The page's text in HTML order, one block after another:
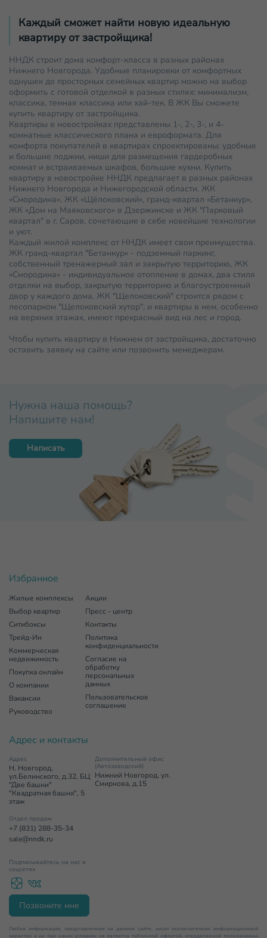
Каждый сможет найти новую идеальную
квартиру от застройщика!
ННДК строит дома комфорт-класса в разных районах
Нижнего Новгорода. Удобные планировки от комфортных
однушек до просторных семейных квартир можно на выбор
оформить с готовой отделкой в разных стилях: минимализм,
классика, темная классика или хай-тек. В ЖК Вы сможете
купить квартиру от застройщика.
Квартиры в новостройках представлены 1-, 2-, 3-, и 4-
комнатные классического плана и евроформата. Для
комфорта покупателей в квартирах спроектированы: удобные
и большие лоджии, ниши для размещения гардеробных
комнат и встраиваемых шкафов, большие кухни. Купить
квартиру в новостройке ННДК предлагает в разных районах
Нижнего Новгорода и Нижегородской области. ЖК
«Смородина», ЖК «Щёлоковский», гранд-квартал «Бетанкур»,
ЖК «Дом на Маяковского» в Дзержинске и ЖК "Парковый
квартал" в г. Саров, сочетающие в себе новейшие технологии
и уют.
Каждый жилой комплекс от ННДК имеет свои преимущества.
ЖК гранд-квартал "Бетанкур» - подземный паркинг,
собственный тренажерный зал и закрытую территорию, ЖК
«Смородина» - индивидуальное отопление в домах, два стиля
отделки на выбор, закрытую территорию и благоустроенный
двор у каждого дома. ЖК "Щелоковский" строится рядом с
лесопарком "Щелоковский хутор", и квартиры в нем, особенно
на верхних этажах, имеют прекрасный вид на лес и город.
Чтобы купить квартиру в Нижнем от застройщика, достаточно
оставить заявку на сайте или позвонить менеджерам.
Нужна наша помощь?
Напишите нам!
Написать
Избранное
Жилые комплексы
Выбор квартир
Ситибоксы
Трейд-Ин
Коммерческая
недвижимость
Покупка онлайн
О компании
Вакансии
Руководство
Акции
Пресс - центр
Контакты
Политика
конфиденциальности
Согласие на
обработку
персональных
данных
Пользовательское
соглашение
Адрес и контакты
Адрес
Н. Новгород,
ул.Белинского, д.32, БЦ
"Две башни"
"Квадратная башня", 5
этаж
Дополнительный офис
(Автозаводский)
Нижний Новгород, ул.
Смирнова, д.15
Отдел продаж
+7 (831) 288-35-34
sale@nndk.ru
Подписывайтесь на нас в
соцсетях
Позвоните мне
Любая информация, представленная на данном сайте, носит исключительно информационный
характер и ни при каких условиях не является публичной офертой, определяемой положениями